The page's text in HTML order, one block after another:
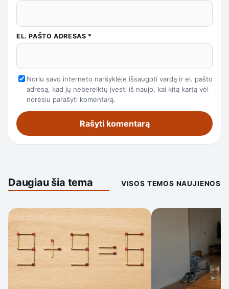
EL. PAŠTO ADRESAS *
Noriu savo interneto naršyklėje išsaugoti vardą ir el. pašto
adresą, kad jų nebereiktų įvesti iš naujo, kai kitą kartą vėl
norėsiu parašyti komentarą.
Daugiau šia tema VISOS TEMOS NAUJIENOS